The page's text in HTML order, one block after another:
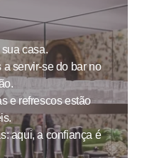
casa.
servir-se do bar no
e refrescos estão
aqui, a confiança é